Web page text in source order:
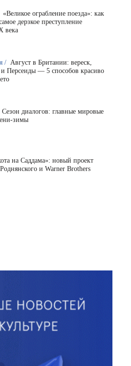
«Великое ограбление поезда»: как
дерзкое преступление
века
/ Август в Британии: вереск,
Персеиды — 5 способов красиво
Сезон диалогов: главные мировые
зимы
на Саддама»: новый проект
и Warner Brothers